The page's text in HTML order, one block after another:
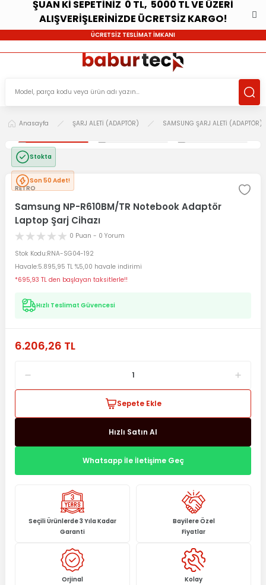
ŞUAN Kİ SEPETİNİZ 0 TL, 5000 TL VE ÜZERİ
ALIŞVERİŞLERİNİZDE ÜCRETSİZ KARGO!
ÜCRETSİZ TESLİMAT İMKANI
Anasayfa ŞARJ ALETİ (ADAPTÖR) SAMSUNG ŞARJ ALETİ (ADAPTÖR)
Stokta
Son 50 Adet!
RETRO
Samsung NP-R610BM/TR Notebook Adaptör
Laptop Şarj Cihazı
0 Puan - 0 Yorum
Stok Kodu RNA-SG04-192
Havale 5.895,95 TL %5,00 havale indirimi
*695,93 TL den başlayan taksitlerle!!
Hızlı Teslimat Güvencesi
6.206,26 TL
Sepete Ekle
Hızlı Satın Al
Whatsapp İle İletişime Geç
Seçili Ürünlerde 3 Yıla Kadar
Garanti
Bayilere Özel
Fiyatlar
Orjinal
Kolay